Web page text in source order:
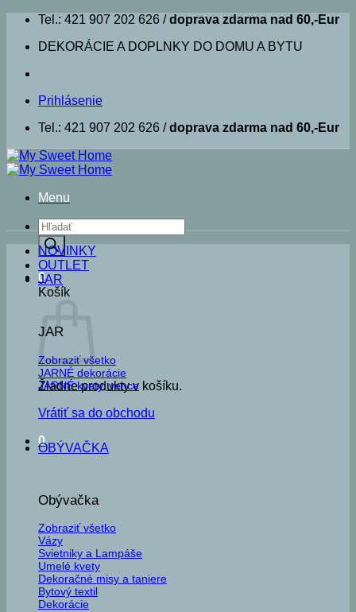
Skip
content
Tel.: 421 907 202 626 /doprava zdarma nad 60,-Eur
DEKORÁCIE A DOPLNKY DO DOMU A BYTU
Prihlásenie
Tel.: 421 907 202 626 /doprava zdarma nad 60,-Eur
Menu
Products
search
0
Košík
Žiadne produkty v košíku.
Vrátiť sa do obchodu
0
NOVINKY
OUTLET
JAR
JAR
Zobraziť všetko
JARNÉ dekorácie
JARNÉ kvety, vence
OBÝVAČKA
Obývačka
Zobraziť všetko
Vázy
Svietniky a Lampáše
Umelé kvety
Dekoračné misy a taniere
Bytový textil
Dekorácie